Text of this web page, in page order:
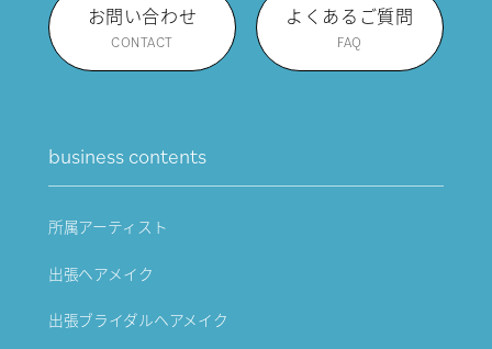
お問い合わせ
CONTACT
よくあるご質問
FAQ
business contents
所属アーティスト
出張ヘアメイク
出張ブライダルヘアメイク